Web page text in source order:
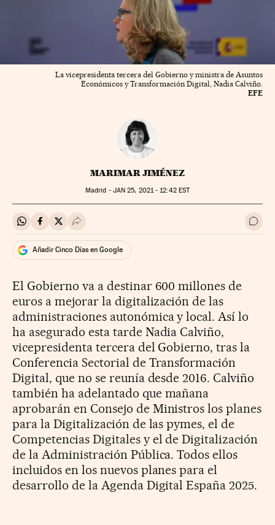
La vicepresidenta tercera del Gobierno y ministra de Asuntos
Económicos y Transformación Digital, Nadia Calviño.
EFE
MARIMAR JIMÉNEZ
Madrid - JAN 25, 2021 - 12:42EST
Compartir en Whatsapp
Compartir en Facebook
Compartir en Twitter
Desplegar Redes Sociales Ir a
Añadir Cinco Días en Google
El Gobierno va a destinar 600 millones de
euros a mejorar la digitalización de las
administraciones autonómica y local. Así lo
ha asegurado esta tarde Nadia Calviño,
vicepresidenta tercera del Gobierno, tras la
Conferencia Sectorial de Transformación
Digital, que no se reunía desde 2016. Calviño
también ha adelantado que mañana
aprobarán en Consejo de Ministros los planes
para la Digitalización de las pymes, el de
Competencias Digitales y el de Digitalización
de la Administración Pública. Todos ellos
incluidos en los nuevos planes para el
desarrollo de la Agenda Digital España 2025.